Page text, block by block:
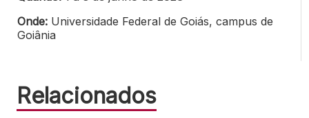
Onde: Universidade Federal de Goiás, campus de
Goiânia
Relacionados